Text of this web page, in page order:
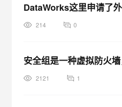
DataWorks这里申请了
214 0
安全组是一种虚拟防火
2121 1